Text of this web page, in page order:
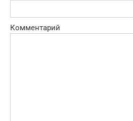
Комментарий